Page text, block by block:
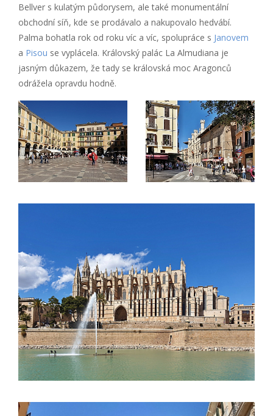
Bellver s kulatým půdorysem, ale také monumentální
obchodní síň, kde se prodávalo a nakupovalo hedvábí.
Palma bohatla rok od roku víc a víc, spolupráce s Janovem
a Pisou se vyplácela. Královský palác La Almudiana je
jasným důkazem, že tady se královská moc Aragonců
odrážela opravdu hodně.